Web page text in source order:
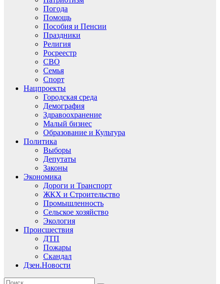
Погода
Помощь
Пособия и Пенсии
Праздники
Религия
Росреестр
СВО
Семья
Спорт
Нацпроекты
Городская среда
Демография
Здравоохранение
Малый бизнес
Образование и Культура
Политика
Выборы
Депутаты
Законы
Экономика
Дороги и Транспорт
ЖКХ и Строительство
Промышленность
Сельское хозяйство
Экология
Происшествия
ДТП
Пожары
Скандал
Дзен.Новости